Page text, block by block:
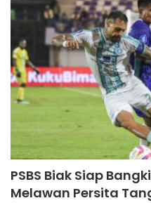
PSBS Biak Siap
Melawan Persita